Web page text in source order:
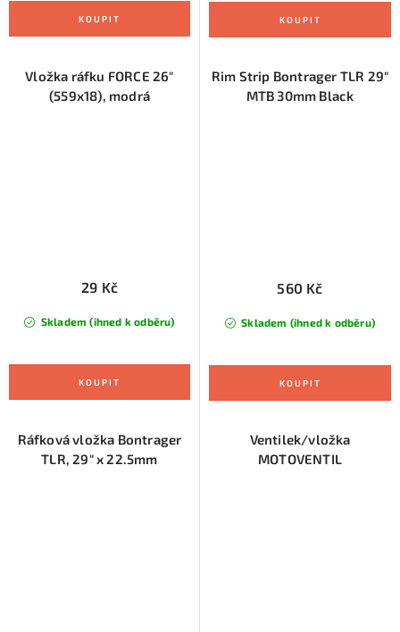
Vložka ráfku FORCE 26"
(559x18), modrá
Skladem (ihned k odběru)
29 Kč
Rim Strip Bontrager TLR 29"
MTB 30mm Black
Skladem (ihned k odběru)
560 Kč
Ráfková vložka Bontrager
TLR, 29" x 22.5mm
Ventilek/vložka
MOTOVENTIL